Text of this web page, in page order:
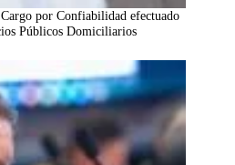
por Confiabilidad efectuado
Públicos Domiciliarios